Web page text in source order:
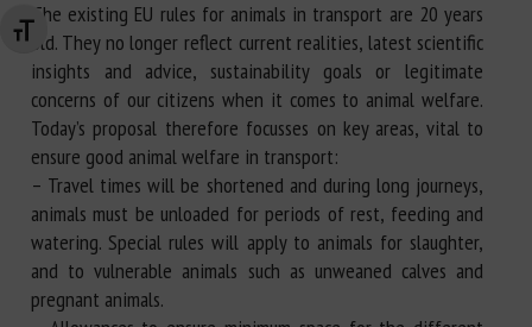
Changer la taille de la police
The existing EU rules for animals in transport are 20 years
old. They no longer reflect current realities, latest scientific
insights and advice, sustainability goals or legitimate
concerns of our citizens when it comes to animal welfare.
Today’s proposal therefore focusses on key areas, vital to
ensure good animal welfare in transport:
– Travel times will be shortened and during long journeys,
animals must be unloaded for periods of rest, feeding and
watering. Special rules will apply to animals for slaughter,
and to vulnerable animals such as unweaned calves and
pregnant animals.